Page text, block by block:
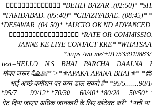
👇🏻👇🏻👇🏻👇🏻👇🏻👇🏻👇🏻 *DEHLI BAZAR .(02:50)*
*FARIDABAD. (05:40)* *GHAZIYABAD. (08:45)*
*DESAWAR. (04:50)* *AUCTO OK ND
☝🏻☝🏻☝🏻☝🏻☝🏻☝🏻☝🏻☝🏻☝🏻 *RATE OR
JANNE KE LIYE CONTACT KRE*
*https:/wa.me/+917533919883/
मौका जरूर दें🙏🏻*">*⚜️APAKA APANA BHAI⚜️*
भाई अच्छे कमीशन पर काम डाल सकते है* *95/5.......90/
*95/7.......90/12* *70/30.....60/40* *80/20.....50/50*
रेट दिया जाएगा अधिक जानकारी के लिए कांटेक्ट करें* *पत्ती या